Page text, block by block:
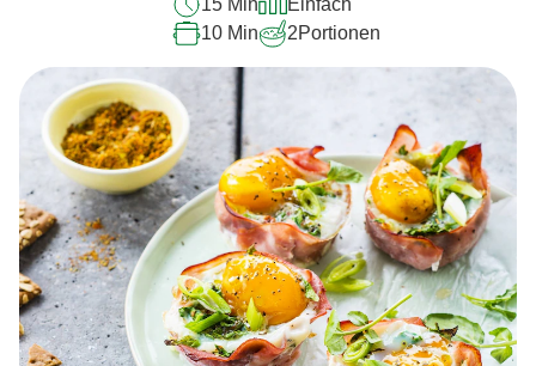
abgegeben
10 Min
2Portionen